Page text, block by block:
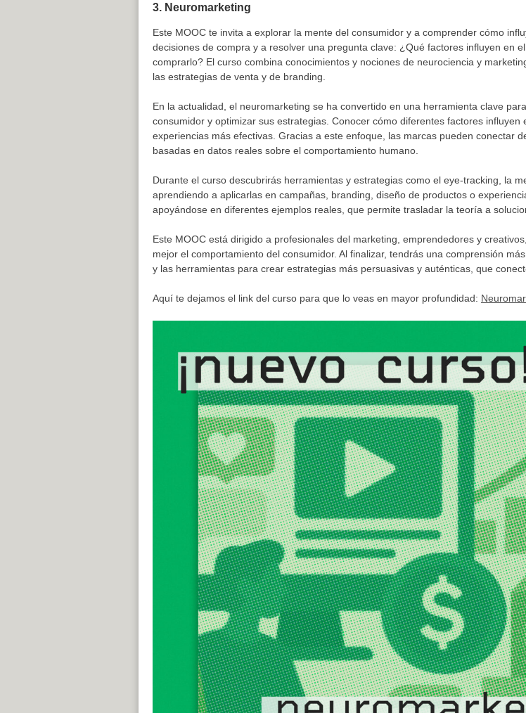
3. Neuromarketing
Este MOOC te invita a explorar la mente del consumidor y a comprender cómo
decisiones de compra y a resolver una pregunta clave: ¿Qué factores influyen en
comprarlo? El curso combina conocimientos y nociones de neurociencia y
las estrategias de venta y de branding.
En la actualidad, el neuromarketing se ha convertido en una herramienta clave
consumidor y optimizar sus estrategias. Conocer cómo diferentes factores
experiencias más efectivas. Gracias a este enfoque, las marcas pueden conectar
basadas en datos reales sobre el comportamiento humano.
Durante el curso descubrirás herramientas y estrategias como el eye-tracking, la
aprendiendo a aplicarlas en campañas, branding, diseño de productos o
apoyándose en diferentes ejemplos reales, que permite trasladar la teoría a
Este MOOC está dirigido a profesionales del marketing, emprendedores y
mejor el comportamiento del consumidor. Al finalizar, tendrás una comprensión
y las herramientas para crear estrategias más persuasivas y auténticas, que
Aquí te dejamos el link del curso para que lo veas en mayor profundidad: